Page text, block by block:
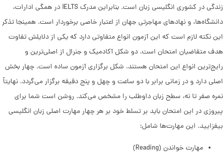
زندگی در کشوری انگلیسی زبان است. بنابراین مدرک IELTS در همگی ادارات،
دانشگاه‌ها، و نهادهای مهاجرتی جهان از اعتبار خاصی برخوردار است. همینجا تذکر
این نکته لازم است که این آزمون انواع متفاوتی دارد که یکی از دلایلش تفاوت
هدف متقاضیان امتحان است. دو شکل آکادمیک و جنرال از اصلی‌‌ترین و
رایج‌ترین انواع این امتحان هستند. شکل برگزاری آزمون ساده است. چهار بخش
اصلی دارد و در زمانی برابر با دو ساعت و چهل و پنج دقیقه برگزار می‌گردد. نهایتاً
نمره صفر تا نه، سطح زبان داوطلب را مشخص می‌کند. روشن است شما برای
پیروزی در این امتحان باید بر تسلط خود بر هر چهار مهارت اصلی زبان انگلیسی
بیفزایید. این مهارت‌ها شامل:
مهارت خواندن (Reading)